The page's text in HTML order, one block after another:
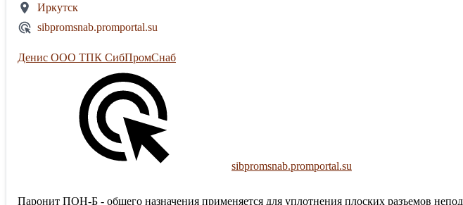
Иркутск
sibpromsnab.promportal.su
Денис ООО ТПК СибПромСнаб
sibpromsnab.promportal.su
Паронит ПОН-Б - общего назначения применяется для уплотнения плоских разъемов